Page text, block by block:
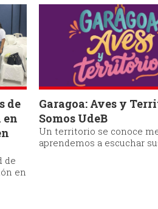
de
de
en
Garagoa: Aves y
Somos UdeB
Un territorio se conoce
aprendemos a escuchar
Ver más
Calendario
Académico
Postgrados Primer
Semestre 2026